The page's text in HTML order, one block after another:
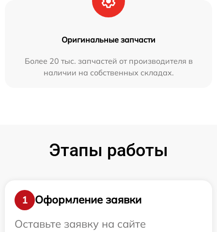
Оригинальные запчасти
Более 20 тыс. запчастей от производителя в
наличии на собственных складах.
Этапы работы
1
Оформление заявки
Оставьте заявку на сайте